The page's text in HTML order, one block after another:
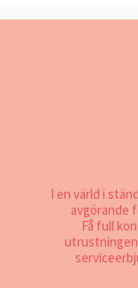
I en värld i
avgörande
Få full